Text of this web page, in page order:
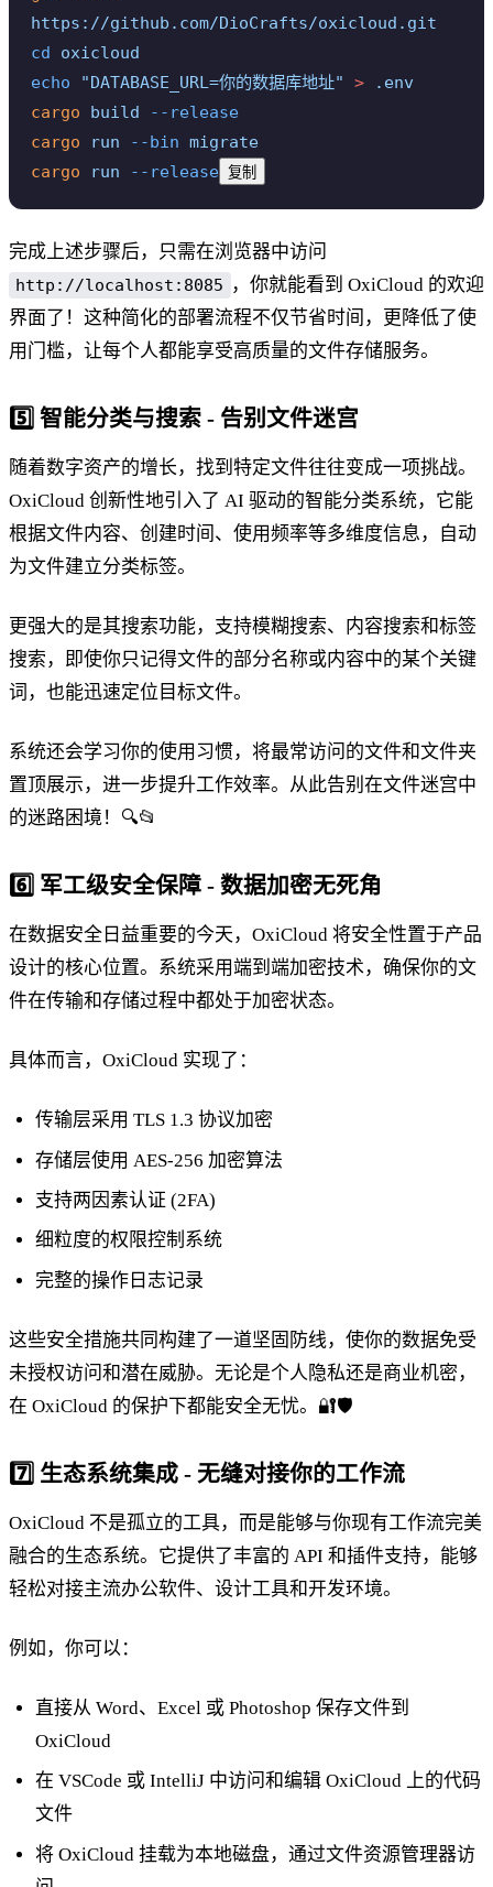
https://github.com/DioCrafts/oxicloud.git
cd oxicloud
echo "DATABASE_URL=你的数据库地址" > .env
cargo build --release
cargo run --bin migrate
cargo run --release 复制
完成上述步骤后，只需在浏览器中访问
http://localhost:8085
，你就能看到 OxiCloud 的欢迎
界面了！这种简化的部署流程不仅节省时间，更降低了使
用门槛，让每个人都能享受高质量的文件存储服务。
5️⃣ 智能分类与搜索 - 告别文件迷宫
随着数字资产的增长，找到特定文件往往变成一项挑战。
OxiCloud 创新性地引入了 AI 驱动的智能分类系统，它能
根据文件内容、创建时间、使用频率等多维度信息，自动
为文件建立分类标签。
更强大的是其搜索功能，支持模糊搜索、内容搜索和标签
搜索，即使你只记得文件的部分名称或内容中的某个关键
词，也能迅速定位目标文件。
系统还会学习你的使用习惯，将最常访问的文件和文件夹
置顶展示，进一步提升工作效率。从此告别在文件迷宫中
的迷路困境！🔍📂
6️⃣ 军工级安全保障 - 数据加密无死角
在数据安全日益重要的今天，OxiCloud 将安全性置于产品
设计的核心位置。系统采用端到端加密技术，确保你的文
件在传输和存储过程中都处于加密状态。
具体而言，OxiCloud 实现了：
传输层采用 TLS 1.3 协议加密
存储层使用 AES-256 加密算法
支持两因素认证 (2FA)
细粒度的权限控制系统
完整的操作日志记录
这些安全措施共同构建了一道坚固防线，使你的数据免受
未授权访问和潜在威胁。无论是个人隐私还是商业机密，
在 OxiCloud 的保护下都能安全无忧。🔐🛡️
7️⃣ 生态系统集成 - 无缝对接你的工作流
OxiCloud 不是孤立的工具，而是能够与你现有工作流完美
融合的生态系统。它提供了丰富的 API 和插件支持，能够
轻松对接主流办公软件、设计工具和开发环境。
例如，你可以：
直接从 Word、Excel 或 Photoshop 保存文件到
OxiCloud
在 VSCode 或 IntelliJ 中访问和编辑 OxiCloud 上的代码
文件
将 OxiCloud 挂载为本地磁盘，通过文件资源管理器访